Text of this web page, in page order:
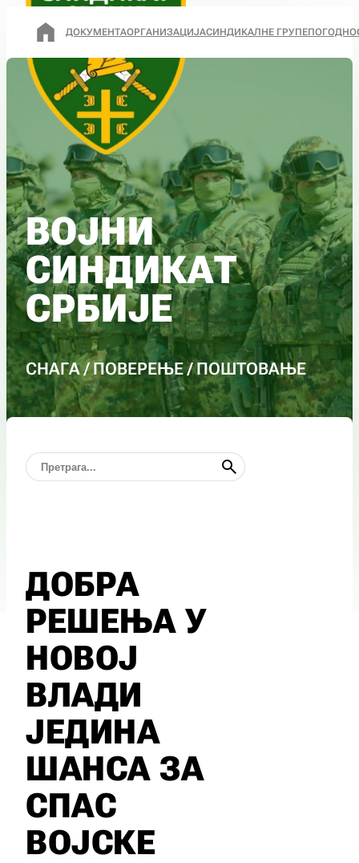
ДОКУМЕНТАОРГАНИЗАЦИЈАСИНДИКАЛНЕ ГРУПЕ
ВОЈНИ
СИНДИКАТ
СРБИЈЕ
СНАГА / ПОВЕРЕЊЕ / ПОШТОВАЊЕ
ДОБРА
РЕШЕЊА У
НОВОЈ
ВЛАДИ
ЈЕДИНА
ШАНСА ЗА
СПАС
ВОЈСКЕ